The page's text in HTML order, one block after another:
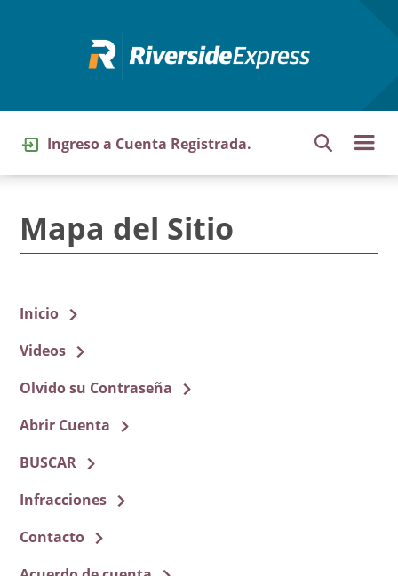
Ingreso a Cuenta Registrada.
Mapa del Sitio
Inicio
Videos
Olvido su Contraseña
Abrir Cuenta
BUSCAR
Infracciones
Contacto